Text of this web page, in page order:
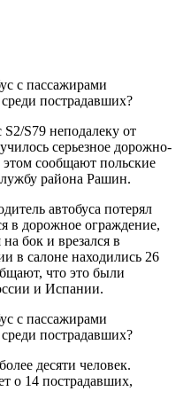
S2/S79 неподалеку от
серьезное дорожно-
сообщают польские
района Рашин.
автобуса потерял
в дорожное ограждение,
бок и врезался в
в салоне находились 26
что это были
и Испании.
десяти человек.
о 14 пострадавших,